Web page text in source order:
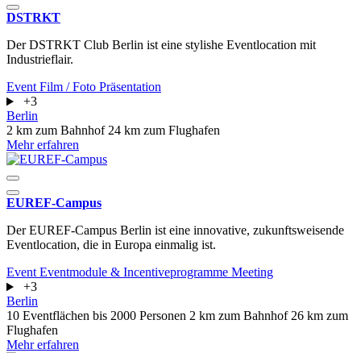
DSTRKT
Der DSTRKT Club Berlin ist eine stylishe Eventlocation mit
Industrieflair.
Event Film / Foto Präsentation
+3
Berlin
2 km zum Bahnhof 24 km zum Flughafen
Mehr erfahren
EUREF-Campus
Der EUREF-Campus Berlin ist eine innovative, zukunftsweisende
Eventlocation, die in Europa einmalig ist.
Event Eventmodule & Incentiveprogramme Meeting
+3
Berlin
10 Eventflächen bis 2000 Personen 2 km zum Bahnhof 26 km zum
Flughafen
Mehr erfahren